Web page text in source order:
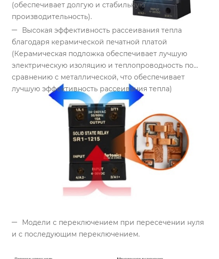
(обеспечивает долгую и стабильную
производительность).
Высокая эффективность рассеивания тепла
благодаря керамической печатной платой
(Керамическая подложка обеспечивает лучшую
электрическую изоляцию и теплопроводность по
сравнению с металлической, что обеспечивает
лучшую эффективность рассеивания тепла)
Модели с переключением при пересечении нуля
и с последующим переключением.